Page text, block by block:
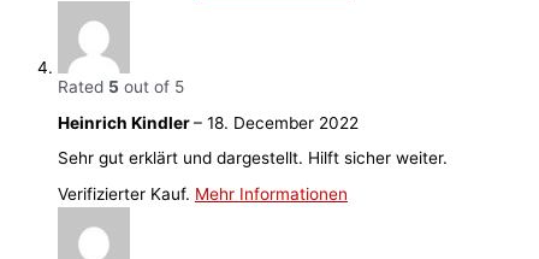
Rated 5 out of 5
Heinrich Kindler– 18. December 2022
Sehr gut erklärt und dargestellt. Hilft sicher weiter.
Verifizierter Kauf. Mehr Informationen